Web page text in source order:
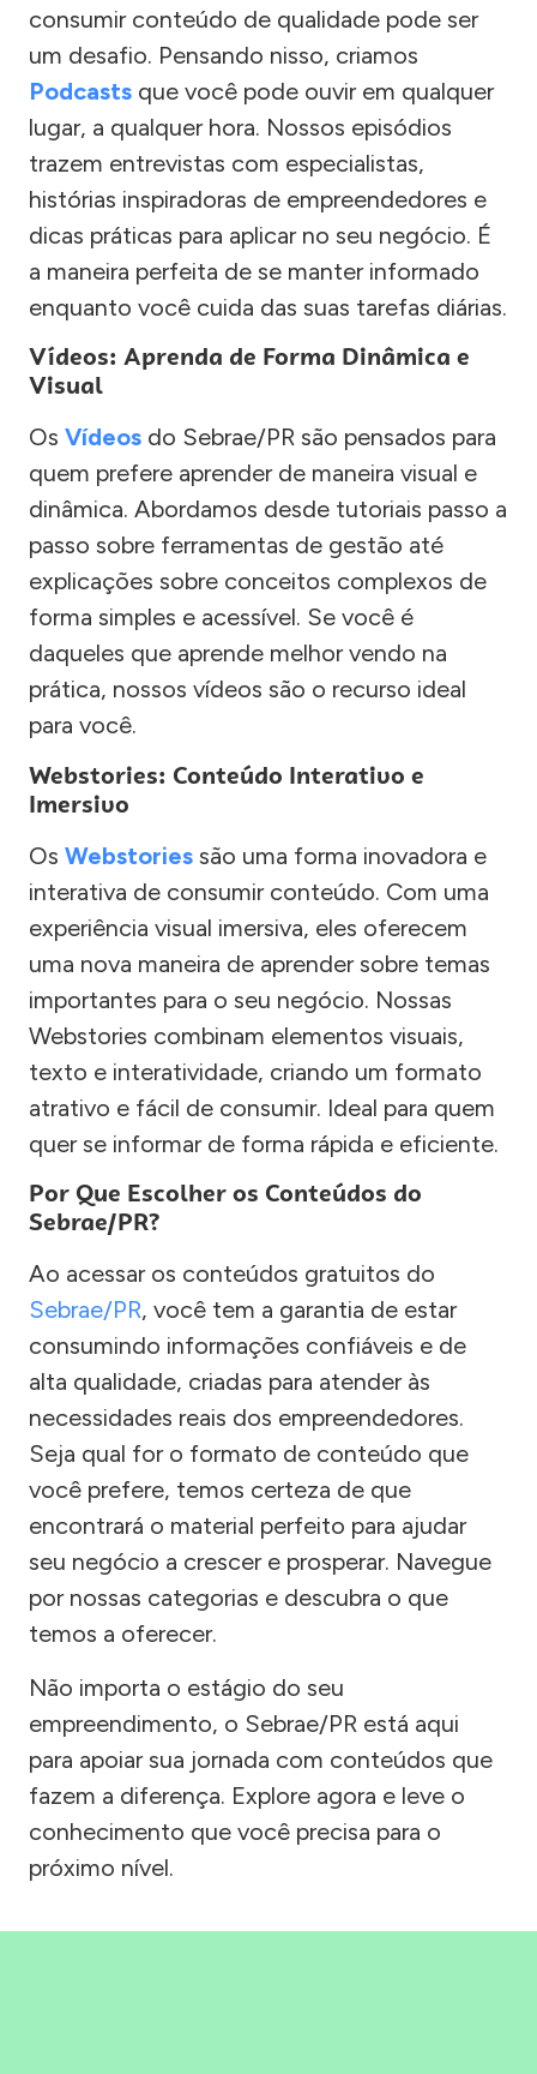
consumir conteúdo de qualidade pode ser
um desafio. Pensando nisso, criamos
Podcasts que você pode ouvir em qualquer
lugar, a qualquer hora. Nossos episódios
trazem entrevistas com especialistas,
histórias inspiradoras de empreendedores e
dicas práticas para aplicar no seu negócio. É
a maneira perfeita de se manter informado
enquanto você cuida das suas tarefas diárias.
Vídeos: Aprenda de Forma Dinâmica e
Visual
Os Vídeos do Sebrae/PR são pensados para
quem prefere aprender de maneira visual e
dinâmica. Abordamos desde tutoriais passo a
passo sobre ferramentas de gestão até
explicações sobre conceitos complexos de
forma simples e acessível. Se você é
daqueles que aprende melhor vendo na
prática, nossos vídeos são o recurso ideal
para você.
Webstories: Conteúdo Interativo e
Imersivo
Os Webstories são uma forma inovadora e
interativa de consumir conteúdo. Com uma
experiência visual imersiva, eles oferecem
uma nova maneira de aprender sobre temas
importantes para o seu negócio. Nossas
Webstories combinam elementos visuais,
texto e interatividade, criando um formato
atrativo e fácil de consumir. Ideal para quem
quer se informar de forma rápida e eficiente.
Por Que Escolher os Conteúdos do
Sebrae/PR?
Ao acessar os conteúdos gratuitos do
Sebrae/PR, você tem a garantia de estar
consumindo informações confiáveis e de
alta qualidade, criadas para atender às
necessidades reais dos empreendedores.
Seja qual for o formato de conteúdo que
você prefere, temos certeza de que
encontrará o material perfeito para ajudar
seu negócio a crescer e prosperar. Navegue
por nossas categorias e descubra o que
temos a oferecer.
Não importa o estágio do seu
empreendimento, o Sebrae/PR está aqui
para apoiar sua jornada com conteúdos que
fazem a diferença. Explore agora e leve o
conhecimento que você precisa para o
próximo nível.